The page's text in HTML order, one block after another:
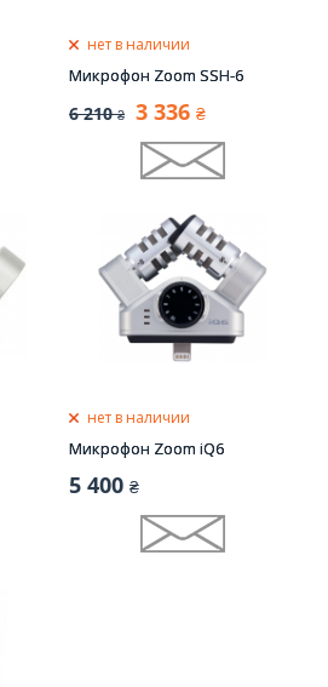
нет в наличии
Микрофон Zoom SSH-6
6 210 ₴ 3 336 ₴
нет в наличии
Микрофон Zoom iQ6
5 400 ₴